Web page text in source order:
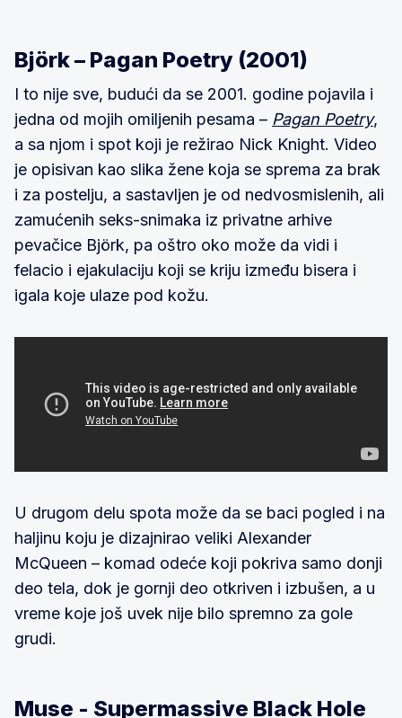
Björk – Pagan Poetry (2001)
I to nije sve, budući da se 2001. godine pojavila i
jedna od mojih omiljenih pesama – Pagan Poetry,
a sa njom i spot koji je režirao Nick Knight. Video
je opisivan kao slika žene koja se sprema za brak
i za postelju, a sastavljen je od nedvosmislenih, ali
zamućenih seks-snimaka iz privatne arhive
pevačice Björk, pa oštro oko može da vidi i
felacio i ejakulaciju koji se kriju između bisera i
igala koje ulaze pod kožu.
U drugom delu spota može da se baci pogled i na
haljinu koju je dizajnirao veliki Alexander
McQueen – komad odeće koji pokriva samo donji
deo tela, dok je gornji deo otkriven i izbušen, a u
vreme koje još uvek nije bilo spremno za gole
grudi.
Muse - Supermassive Black Hole